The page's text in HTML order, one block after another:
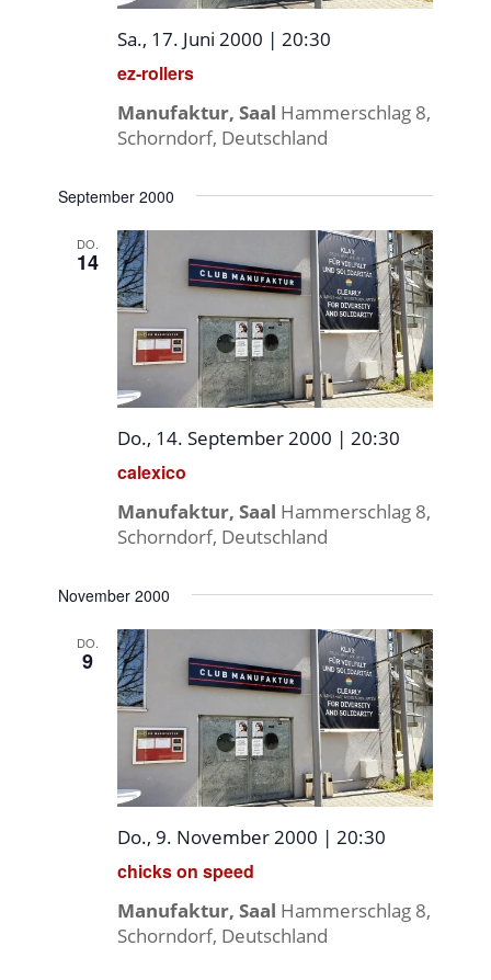
ez-rollers
Sa., 17. Juni 2000 | 20:30
Manufaktur, Saal Hammerschlag 8,
Schorndorf, Deutschland
September 2000
DO.
14
calexico
Do., 14. September 2000 | 20:30
Manufaktur, Saal Hammerschlag 8,
Schorndorf, Deutschland
November 2000
DO.
9
chicks on speed
Do., 9. November 2000 | 20:30
Manufaktur, Saal Hammerschlag 8,
Schorndorf, Deutschland